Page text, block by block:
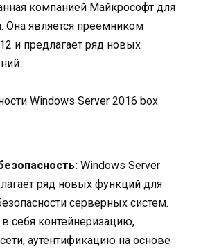
компанией Майкрософт для
Она является преемником
и предлагает ряд новых
Windows Server 2016 box
Windows Server
ряд новых функций для
серверных систем.
себя контейнеризацию,
аутентификацию на основе